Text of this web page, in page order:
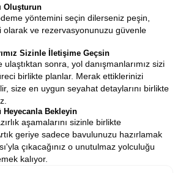
Oluşturun
yöntemini seçin dilerseniz peşin,
olarak ve rezervasyonunuzu güvenle
Sizinle İletişime Geçsin
sonra, yol danışmanlarımız sizi
birlikte planlar. Merak ettiklerinizi
size en uygun seyahat detaylarını birlikte
Heyecanla Bekleyin
aşamalarını sizinle birlikte
geriye sadece bavulunuzu hazırlamak
çıkacağınız o unutulmaz yolculuğu
kalıyor.